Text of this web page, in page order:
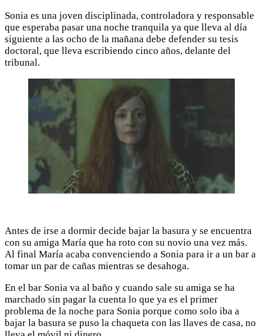
Sonia es una joven disciplinada, controladora y responsable
que esperaba pasar una noche tranquila ya que lleva al día
siguiente a las ocho de la mañana debe defender su tesis
doctoral, que lleva escribiendo cinco años, delante del
tribunal.
Antes de irse a dormir decide bajar la basura y se encuentra
con su amiga María que ha roto con su novio una vez más.
Al final María acaba convenciendo a Sonia para ir a un bar a
tomar un par de cañas mientras se desahoga.
En el bar Sonia va al baño y cuando sale su amiga se ha
marchado sin pagar la cuenta lo que ya es el primer
problema de la noche para Sonia porque como solo iba a
bajar la basura se puso la chaqueta con las llaves de casa, no